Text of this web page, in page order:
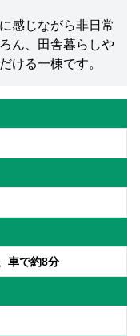
感じながら非日常
ん、田舎暮らしや
ける一棟です。
車で約8分